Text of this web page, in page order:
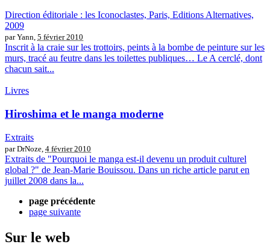
Direction éditoriale : les Iconoclastes, Paris, Editions Alternatives,
2009
par Yann, 5 février 2010
Inscrit à la craie sur les trottoirs, peints à la bombe de peinture sur les
murs, tracé au feutre dans les toilettes publiques… Le A cerclé, dont
chacun sait...
Livres
Hiroshima et le manga moderne
Extraits
par DrNoze, 4 février 2010
Extraits de "Pourquoi le manga est-il devenu un produit culturel
global ?" de Jean-Marie Bouissou. Dans un riche article parut en
juillet 2008 dans la...
page précédente
page suivante
Sur le web